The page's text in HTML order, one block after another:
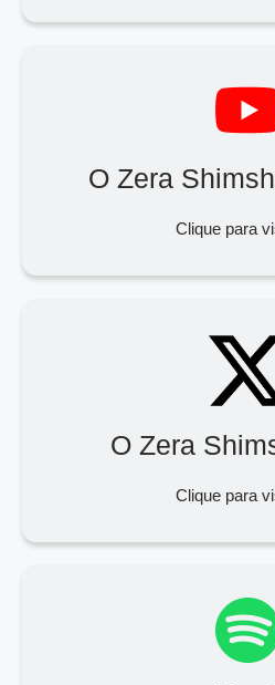
O Zera
Clique para
O Zera
Clique para